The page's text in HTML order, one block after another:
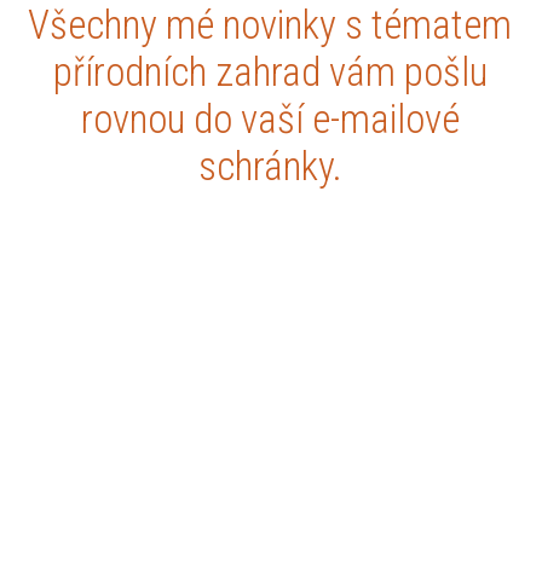
Všechny mé novinky s tématem
přírodních zahrad vám pošlu
rovnou do vaší e-mailové
schránky.